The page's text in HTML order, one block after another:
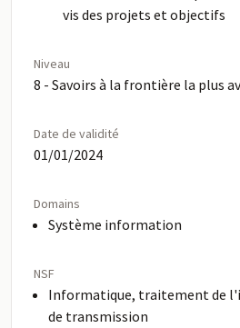
vis des projets et objectifs
Niveau
8 - Savoirs à la frontière la plus
Date de validité
01/01/2024
Domains
Système information
NSF
Informatique, traitement de
de transmission